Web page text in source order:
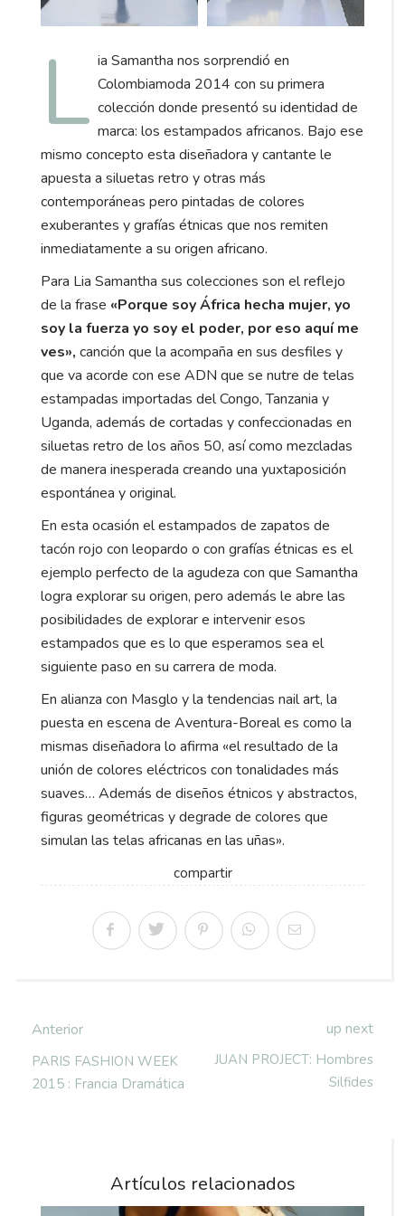
L ia Samantha nos sorprendió en
Colombiamoda 2014 con su primera
colección donde presentó su identidad de
marca: los estampados africanos. Bajo ese
mismo concepto esta diseñadora y cantante le
apuesta a siluetas retro y otras más
contemporáneas pero pintadas de colores
exuberantes y grafías étnicas que nos remiten
inmediatamente a su origen africano.
Para Lia Samantha sus colecciones son el reflejo
de la frase «Porque soy África hecha mujer, yo
soy la fuerza yo soy el poder, por eso aquí me
ves», canción que la acompaña en sus desfiles y
que va acorde con ese ADN que se nutre de telas
estampadas importadas del Congo, Tanzania y
Uganda, además de cortadas y confeccionadas en
siluetas retro de los años 50, así como mezcladas
de manera inesperada creando una yuxtaposición
espontánea y original.
En esta ocasión el estampados de zapatos de
tacón rojo con leopardo o con grafías étnicas es el
ejemplo perfecto de la agudeza con que Samantha
logra explorar su origen, pero además le abre las
posibilidades de explorar e intervenir esos
estampados que es lo que esperamos sea el
siguiente paso en su carrera de moda.
En alianza con Masglo y la tendencias nail art, la
puesta en escena de Aventura-Boreal es como la
mismas diseñadora lo afirma «el resultado de la
unión de colores eléctricos con tonalidades más
suaves… Además de diseños étnicos y abstractos,
figuras geométricas y degrade de colores que
simulan las telas africanas en las uñas».
compartir
Anterior
PARIS FASHION WEEK
2015 : Francia Dramática
up next
JUAN PROJECT: Hombres
Silfides
Artículos relacionados